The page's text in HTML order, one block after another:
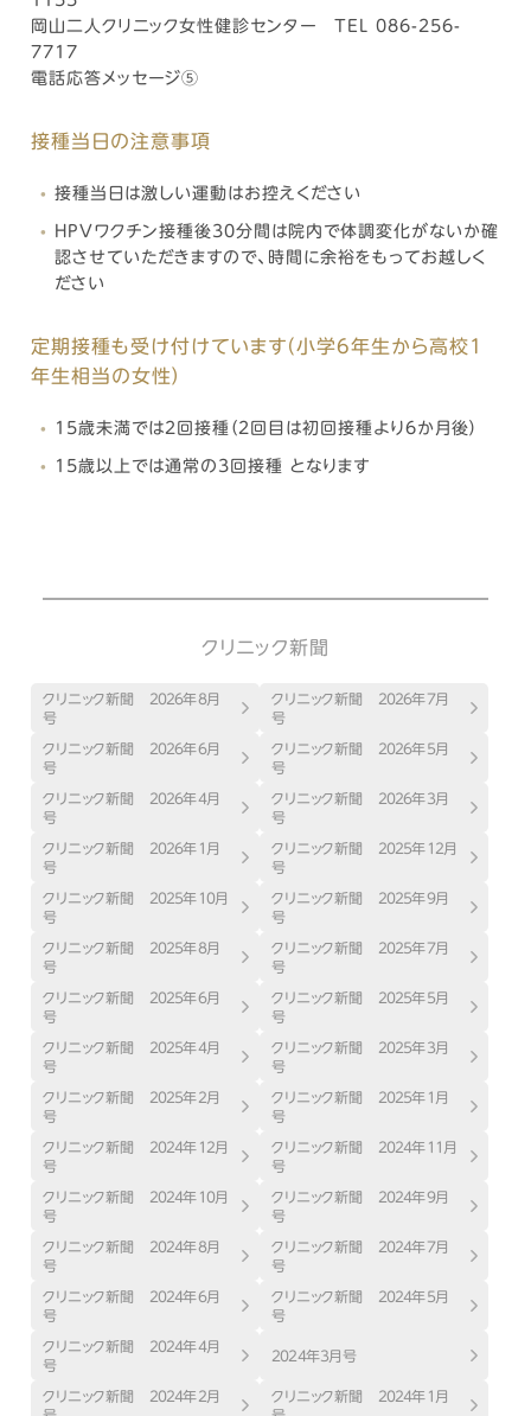
岡山二人クリニック女性健診センター TEL 086-256-
7717
電話応答メッセージ⑤
接種当日の注意事項
接種当日は激しい運動はお控えください
HPVワクチン接種後30分間は院内で体調変化がないか確
認させていただきますので、時間に余裕をもってお越しく
ださい
定期接種も受け付けています（小学6年生から高校1
年生相当の女性）
15歳未満では2回接種（2回目は初回接種より6か月後）
15歳以上では通常の3回接種 となります
クリニック新聞
クリニック新聞 ２０２６年８月
号
クリニック新聞 ２０２６年７月
号
クリニック新聞 ２０２６年６月
号
クリニック新聞 ２０２６年５月
号
クリニック新聞 ２０２６年４月
号
クリニック新聞 ２０２６年３月
号
クリニック新聞 ２０２６年１月
号
クリニック新聞 ２０２５年１２月
号
クリニック新聞 ２０２５年１０月
号
クリニック新聞 ２０２５年９月
号
クリニック新聞 ２０２５年８月
号
クリニック新聞 ２０２５年７月
号
クリニック新聞 ２０２５年６月
号
クリニック新聞 ２０２５年５月
号
クリニック新聞 ２０２５年４月
号
クリニック新聞 ２０２５年３月
号
クリニック新聞 ２０２５年２月
号
クリニック新聞 ２０２５年１月
号
クリニック新聞 ２０２４年１２月
号
クリニック新聞 ２０２４年１１月
号
クリニック新聞 ２０２４年１０月
号
クリニック新聞 ２０２４年９月
号
クリニック新聞 ２０２４年８月
号
クリニック新聞 ２０２４年７月
号
クリニック新聞 ２０２４年６月
号
クリニック新聞 ２０２４年５月
号
クリニック新聞 ２０２４年４月
号
２０２４年３月号
クリニック新聞 ２０２４年２月
クリニック新聞 ２０２４年１月